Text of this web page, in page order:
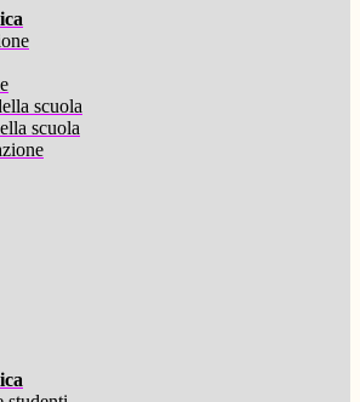
scuola
scuola